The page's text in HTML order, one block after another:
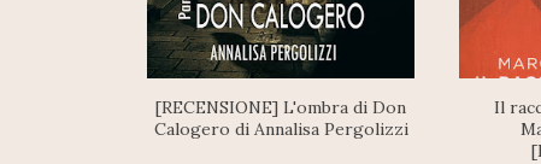
[RECENSIONE] L'ombra di Don
Calogero di Annalisa Pergolizzi
Il